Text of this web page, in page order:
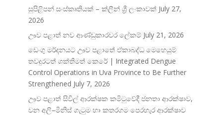
සුපිළිපන් සංස්කෘතියක් – ක්ලීන් ශ්‍රී ලංකාවක් July 27,
2026
ඌව පළාත් නව ආණ්ඩුකාරවර ලේකම් July 21, 2026
ඩෙංගු මර්දනයට ඌව පළාතේ ඒකාබද්ධ මෙහෙයුම්
තවදුරටත් ශක්තිමත් කෙරේ | Integrated Dengue
Control Operations in Uva Province to Be Further
Strengthened July 7, 2026
ඌව පළාත් සිවිල් ආරක්ෂක කමිටුවේදී ජනතා ආරක්ෂාව,
වන අලි–මිනිස් ගැටුම හා කතරගම පෙරහැර ආරක්ෂාව